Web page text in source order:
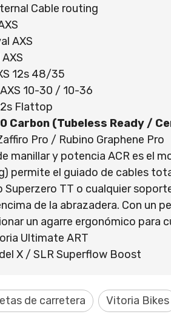
Cable routing
AXS
12s 48/35
10-30 / 10-36
Flattop
Carbon (Tubeless Ready /
Pro / Rubino Graphene Pro
manillar y potencia ACR es el
permite el guiado de cables
Superzero TT o cualquier
de la abrazadera. Con un
un agarre ergonómico para
Ultimate ART
X / SLR Superflow Boost
de carretera Vitoria Bikes